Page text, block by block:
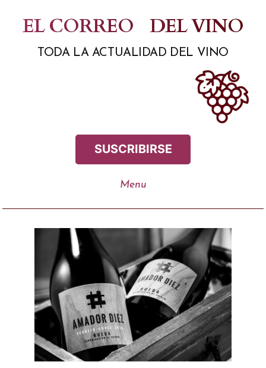
contenido
EL CORREO DEL VINO
TODA LA ACTUALIDAD DEL VINO
SUSCRIBIRSE